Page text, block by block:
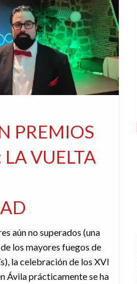
PREMIOS
VUELTA
aún no superados (una
los mayores fuegos de
la celebración de los XVI
Ávila prácticamente se ha